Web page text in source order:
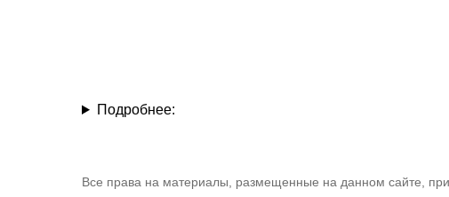
Подробнее:
Все права на материалы, размещенные на данном сайте,